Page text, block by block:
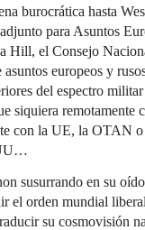
burocrática hasta
para Asuntos
Hill, el Consejo
europeos y
del espectro
siquiera remotamente
con la UE, la OTAN
susurrando en su
el orden mundial
su cosmovisión